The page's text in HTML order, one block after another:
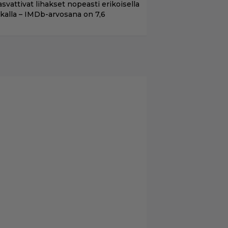
lihakset nopeasti erikoisella
– IMDb-arvosana on 7,6